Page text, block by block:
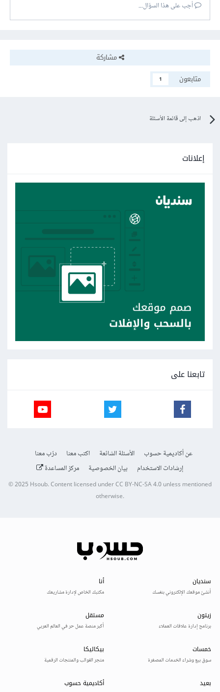
أجب على هذا السؤال...
مشاركة
متابعون
1
اذهب إلى قائمة الأسئلة
إعلانات
تابعنا على
عن أكاديمية حسوب الأسئلة الشائعة اكتب معنا
درّب معنا
إرشادات الاستخدام
بيان الخصوصية مركز المساعدة
© 2025Hsoub.Content licensed underCC BY-NC-SA 4.0unless mentioned
otherwise.